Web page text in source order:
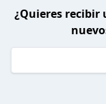
¿Quieres recibir